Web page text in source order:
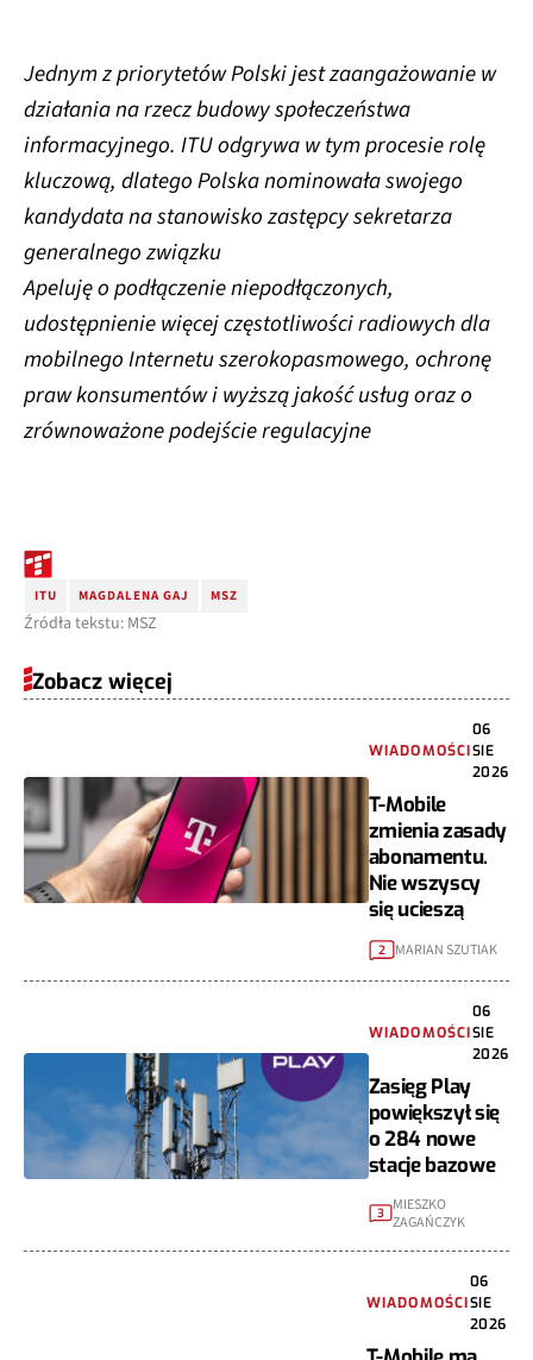
Jednym z priorytetów Polski jest zaangażowanie w
działania na rzecz budowy społeczeństwa
informacyjnego. ITU odgrywa w tym procesie rolę
kluczową, dlatego Polska nominowała swojego
kandydata na stanowisko zastępcy sekretarza
generalnego związku
Apeluję o podłączenie niepodłączonych,
udostępnienie więcej częstotliwości radiowych dla
mobilnego Internetu szerokopasmowego, ochronę
praw konsumentów i wyższą jakość usług oraz o
zrównoważone podejście regulacyjne
ITU MAGDALENA GAJ MSZ
Źródła tekstu: MSZ
Zobacz więcej
WIADOMOŚCI
06
SIE
2026
T-Mobile
zmienia zasady
abonamentu.
Nie wszyscy
się ucieszą
2 MARIAN SZUTIAK
WIADOMOŚCI
06
SIE
2026
Zasięg Play
powiększył się
o 284 nowe
stacje bazowe
3 MIESZKO
ZAGAŃCZYK
WIADOMOŚCI
06
SIE
2026